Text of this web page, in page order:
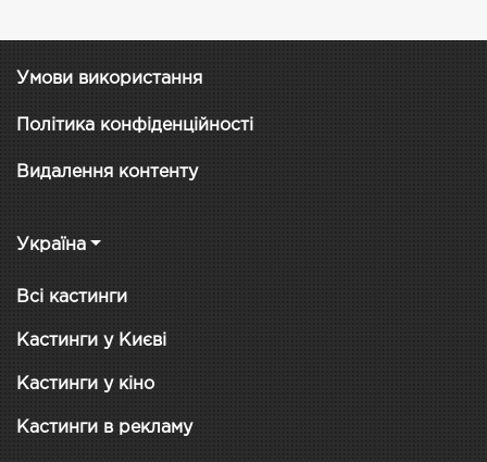
Умови використання
Політика конфіденційності
Видалення контенту
Україна
Всі кастинги
Кастинги у Києві
Кастинги у кіно
Кастинги в рекламу